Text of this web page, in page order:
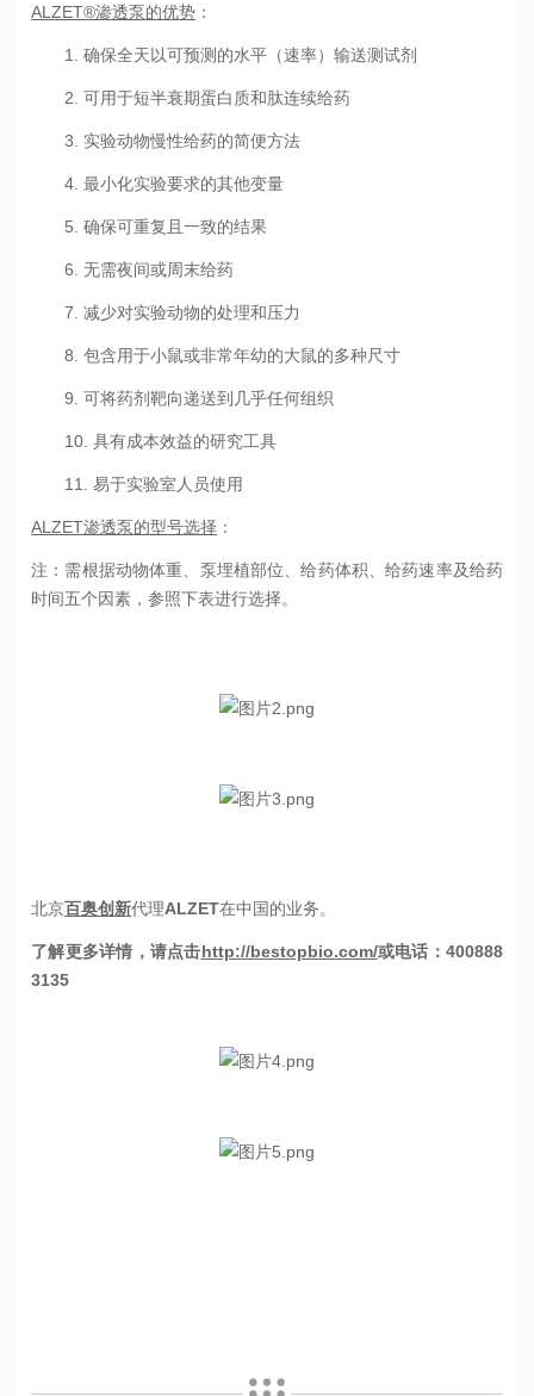
ALZET®渗透泵的优势 ：
1.确保全天以可预测的水平（速率）输送测试剂
2.可用于短半衰期蛋白质和肽连续给药
3. 实验动物慢性给药的简便方法
4.最小化实验要求的其他变量
5.确保可重复且一致的结果
6.无需夜间或周末给药
7.减少对实验动物的处理和压力
8.包含用于小鼠或非常年幼的大鼠的多种尺寸
9.可将药剂靶向递送到几乎任何组织
10.具有成本效益的研究工具
11.易于实验室人员使用
ALZET渗透泵的型号选择 ：
注： 需根据动物体重、泵埋植部位、给药体积、给药速率及给药
时间五个因素，参照下表进行选择。
北京百奥创新代理ALZET在中国的业务。
了解更多详情， 请点击http://bestopbio.com/或电话： 400888
3135